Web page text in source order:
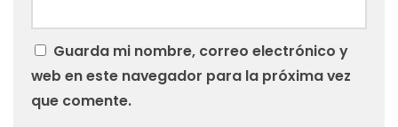
Guarda mi nombre, correo electrónico y
web en este navegador para la próxima vez
que comente.